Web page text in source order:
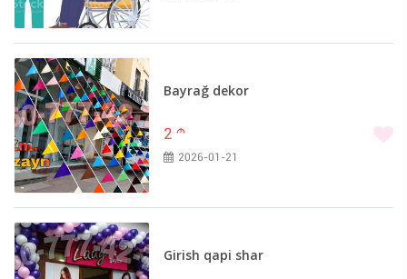
Bayrağ dekor
2 m
2026-01-21
Girish qapi shar